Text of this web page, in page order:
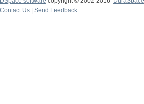
Contact Us
Send Feedback